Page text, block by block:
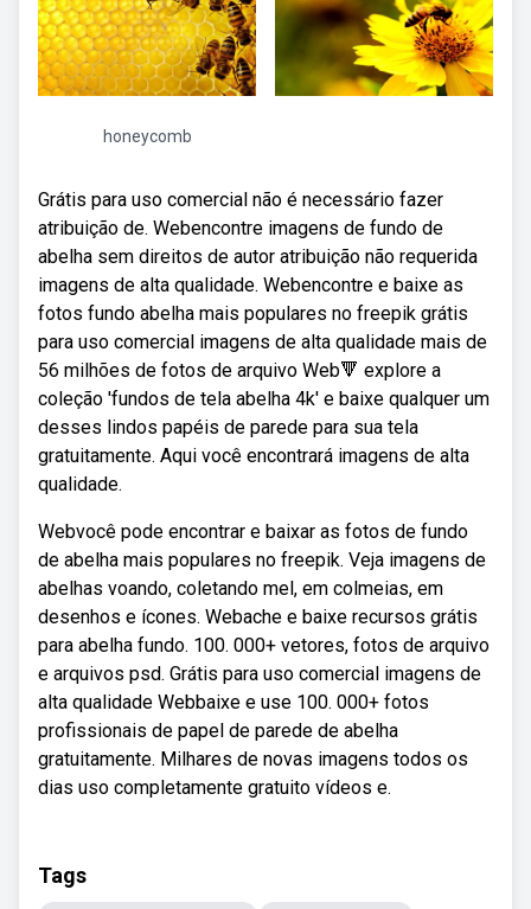
honeycomb
Grátis para uso comercial não é necessário fazer
atribuição de. Webencontre imagens de fundo de
abelha sem direitos de autor atribuição não requerida
imagens de alta qualidade. Webencontre e baixe as
fotos fundo abelha mais populares no freepik grátis
para uso comercial imagens de alta qualidade mais de
56 milhões de fotos de arquivo Web🔻 explore a
coleção 'fundos de tela abelha 4k' e baixe qualquer um
desses lindos papéis de parede para sua tela
gratuitamente. Aqui você encontrará imagens de alta
qualidade.
Webvocê pode encontrar e baixar as fotos de fundo
de abelha mais populares no freepik. Veja imagens de
abelhas voando, coletando mel, em colmeias, em
desenhos e ícones. Webache e baixe recursos grátis
para abelha fundo. 100. 000+ vetores, fotos de arquivo
e arquivos psd. Grátis para uso comercial imagens de
alta qualidade Webbaixe e use 100. 000+ fotos
profissionais de papel de parede de abelha
gratuitamente. Milhares de novas imagens todos os
dias uso completamente gratuito vídeos e.
Tags